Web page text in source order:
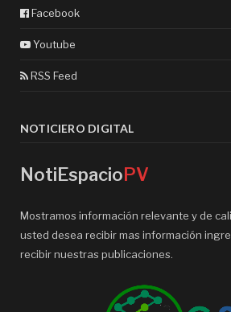
Facebook
Youtube
RSS Feed
NOTICIERO DIGITAL
NotiEspacioPV
Mostramos información relevante y de
usted desea recibir mas información
recibir nuestras publicaciones.